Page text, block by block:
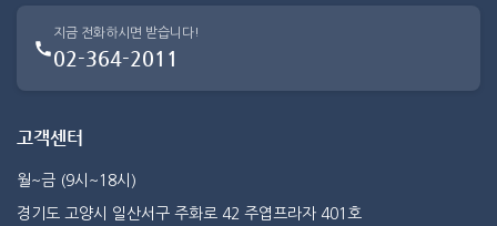
지금 전화하시면 받습니다!
02-364-2011
고객센터
월~금 (9시~18시)
경기도 고양시 일산서구 주화로 42 주엽프라자 401호